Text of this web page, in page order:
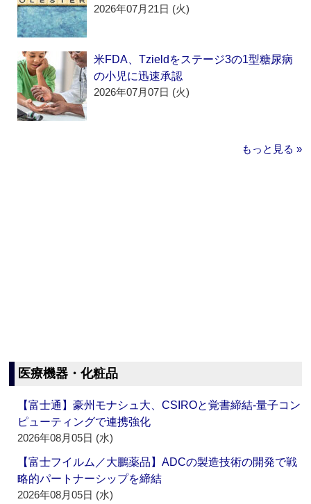
2026年07月21日 (火)
米FDA、Tzieldをステージ3の1型糖尿病
の小児に迅速承認
2026年07月07日 (火)
もっと見る »
医療機器・化粧品
【富士通】豪州モナシュ大、CSIROと覚書締結‐量子コン
ピューティングで連携強化
2026年08月05日 (水)
【富士フイルム／大鵬薬品】ADCの製造技術の開発で戦
略的パートナーシップを締結
2026年08月05日 (水)